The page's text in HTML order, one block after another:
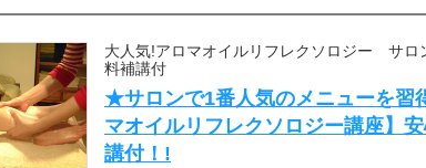
大人気!アロマオイルリフレクソロジー サロ
料補講付
★サロンで1番人気のメニューを習
マオイルリフレクソロジー講座】
講付！!